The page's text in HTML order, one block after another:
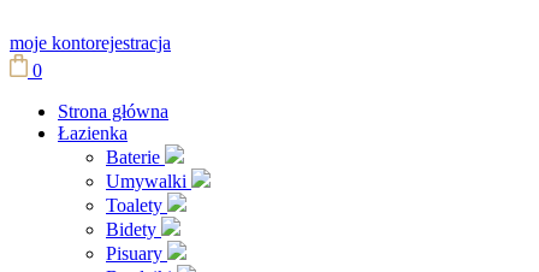
moje kontorejestracja
0
Strona główna
Łazienka
Baterie
Umywalki
Toalety
Bidety
Pisuary